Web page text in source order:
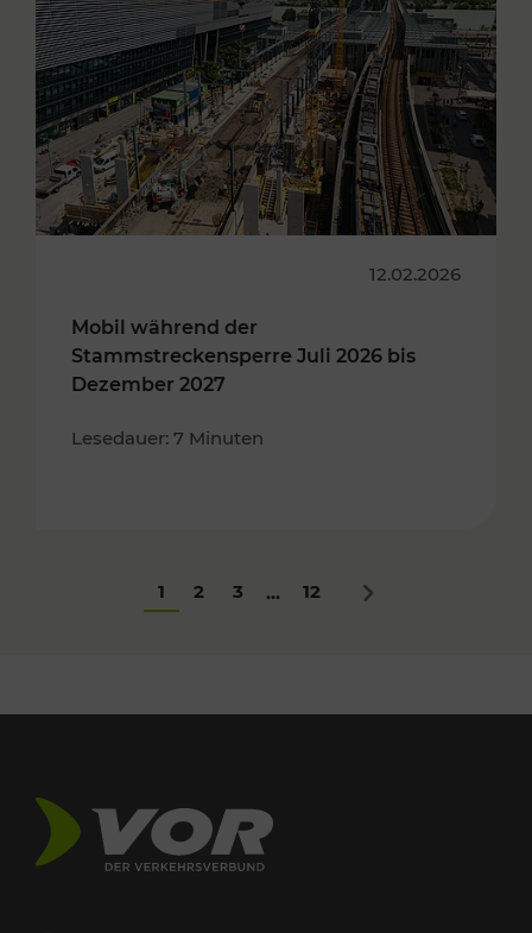
12.02.2026
Mobil während der
Stammstreckensperre Juli 2026 bis
Dezember 2027
Lesedauer: 7 Minuten
1 2 3 ... 12 Nächstes